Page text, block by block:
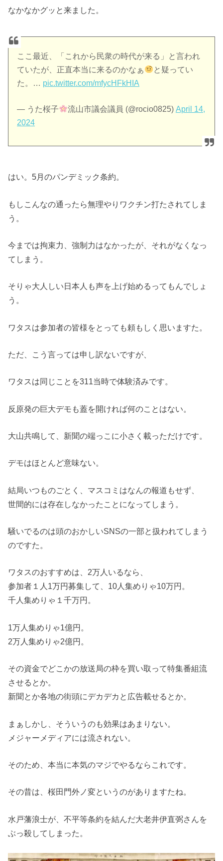
なかなかグッと来ました。
ここ最近、「これから民衆の時代が来る」と言われ
ていたが、正直本当に来るのかなぁ
と疑ってい
た。… pic.twitter.com/mfycHFkHIA
— うた桜子 流山市議会議員 (@rocio0825) April 14,
2024
はい。5月のパンデミック条約。
もしこんなの通ったら無理やりワクチン打たされてしま
う。
今までは拘束力、強制力はなかったが、それがなくなっ
てしまう。
そりゃ大人しい日本人も声を上げ始めるってもんでしょ
う。
ワタスは参加者の皆様をとっても頼もしく思いますた。
ただ、こう言っては申し訳ないですが、
ワタスは同じことを311当時で体験済みです。
反原発の巨大デモも蓋を開ければ何のことはない。
大山共鳴して、新聞の端っこに小さく載っただけです。
デモはほとんど意味ない。
結局いつものごとく、マスコミはなんの報道もせず、
世間的には存在しなかったことになってしまう。
騒いでるのは頭のおかしいSNSの一部と扱われてしまう
のですた。
ワタスのおすすめは、2万人いるなら、
参加者１人1万円募集して、10人集めりゃ10万円。
千人集めりゃ１千万円。
1万人集めりゃ1億円。
2万人集めりゃ2億円。
その資金でどこかの放送局の枠を買い取って特集番組流
させるとか。
新聞とか各地の街頭にデカデカと広告載せるとか。
まぁしかし、そういうのも効果はあまりない。
メジャーメディアには流されない。
そのため、本当に本気のマジでやるならこれです。
その昔は、桜田門外ノ変というのがありますたね。
水戸藩浪士が、不平等条約を結んだ大老井伊直弼さんを
ぶっ殺してしまった。